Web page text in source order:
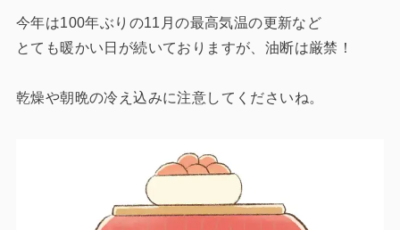
今年は100年ぶりの11月の最高気温の更新など
とても暖かい日が続いておりますが、油断は厳禁！
乾燥や朝晩の冷え込みに注意してくださいね。